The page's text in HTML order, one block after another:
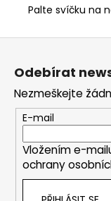
Palte svíčku na
Z
Odebírat
Nezmeškejte
E-mail
Vložením e-
ochrany